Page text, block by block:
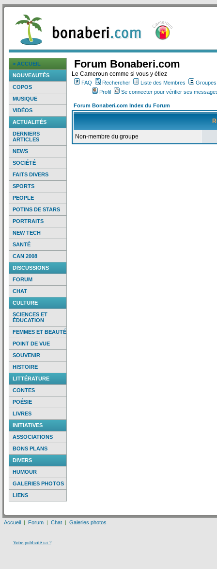
> ACCUEIL
NOUVEAUTÉS
COPOS
MUSIQUE
VIDÉOS
ACTUALITÉS
DERNIERS
ARTICLES
NEWS
SOCIÉTÉ
FAITS DIVERS
SPORTS
PEOPLE
POTINS DE STARS
PORTRAITS
NEW TECH
SANTÉ
CAN 2008
DISCUSSIONS
FORUM
CHAT
CULTURE
SCIENCES ET
ÉDUCATION
FEMMES ET BEAUTÉ
POINT DE VUE
SOUVENIR
HISTOIRE
LITTÉRATURE
CONTES
POÉSIE
LIVRES
INITIATIVES
ASSOCIATIONS
BONS PLANS
DIVERS
HUMOUR
GALERIES PHOTOS
LIENS
Forum Bonaberi.com
Le Cameroun comme si vous y étiez
FAQ Rechercher Liste des Membres
Profil
Se connecter pour vérifier ses
Forum Bonaberi.com Index du Forum
Non-membre du groupe
Accueil | Forum | Chat | Galeries photos
Votre publicité ici ?